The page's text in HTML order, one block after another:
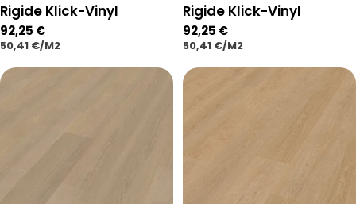
Rigide Klick-Vinyl
Regulärer
Preis
92,25 €
STÜCKPREIS
50,41 €/PRO
M2
Rigide Klick-Vinyl
Regulärer
Preis
92,25 €
STÜCKPREIS
50,41 €/PRO
M2